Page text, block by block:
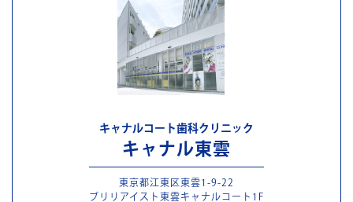
キャナルコート歯科クリニック
キャナル東雲
東京都江東区東雲1-9-22
ブリリアイスト東雲キャナルコート1F